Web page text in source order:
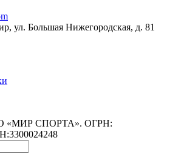
ул. Большая Нижегородская, д. 81
«МИР СПОРТА». ОГРН: